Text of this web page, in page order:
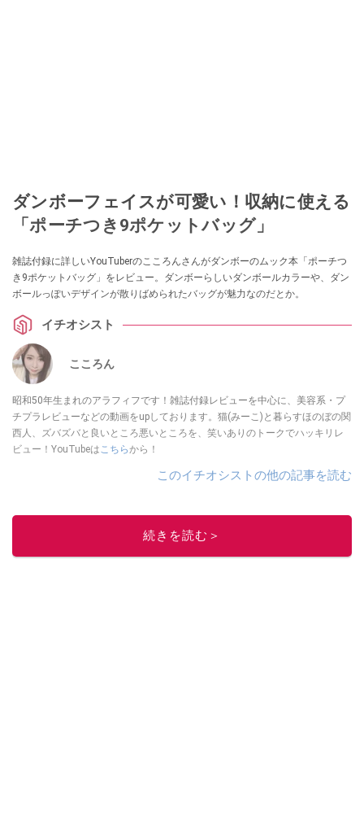
ダンボーフェイスが可愛い！収納に使える
「ポーチつき9ポケットバッグ」
雑誌付録に詳しいYouTuberのこころんさんがダンボーのムック本「ポーチつ
き9ポケットバッグ」をレビュー。ダンボーらしいダンボールカラーや、ダン
ボールっぽいデザインが散りばめられたバッグが魅力なのだとか。
イチオシスト
こころん
昭和50年生まれのアラフィフです！雑誌付録レビューを中心に、美容系・プ
チプラレビューなどの動画をupしております。猫(みーこ)と暮らすほのぼの関
西人、ズバズバと良いところ悪いところを、笑いありのトークでハッキリレ
ビュー！YouTubeはこちらから！
このイチオシストの他の記事を読む
続きを読む＞